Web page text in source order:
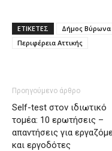
ΕΤΙΚΕΤΕΣ Δήμος Βύρωνα
Περιφέρεια Αττικής
Προηγούμενο άρθρο
Self-test στον ιδιωτικό
τομέα: 10 ερωτήσεις –
απαντήσεις για
και εργοδότες